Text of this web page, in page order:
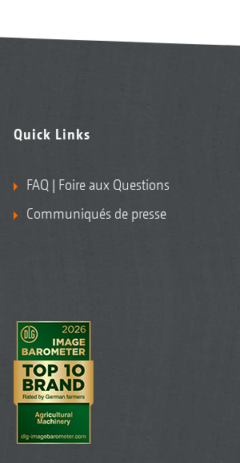
Quick Links
FAQ | Foire aux Questions
Communiqués de presse